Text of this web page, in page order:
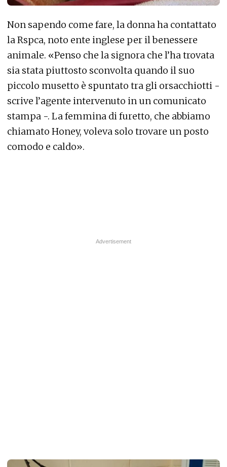
Non sapendo come fare, la donna ha contattato
la Rspca, noto ente inglese per il benessere
animale. «Penso che la signora che l’ha trovata
sia stata piuttosto sconvolta quando il suo
piccolo musetto è spuntato tra gli orsacchiotti -
scrive l’agente intervenuto in un comunicato
stampa -. La femmina di furetto, che abbiamo
chiamato Honey, voleva solo trovare un posto
comodo e caldo».